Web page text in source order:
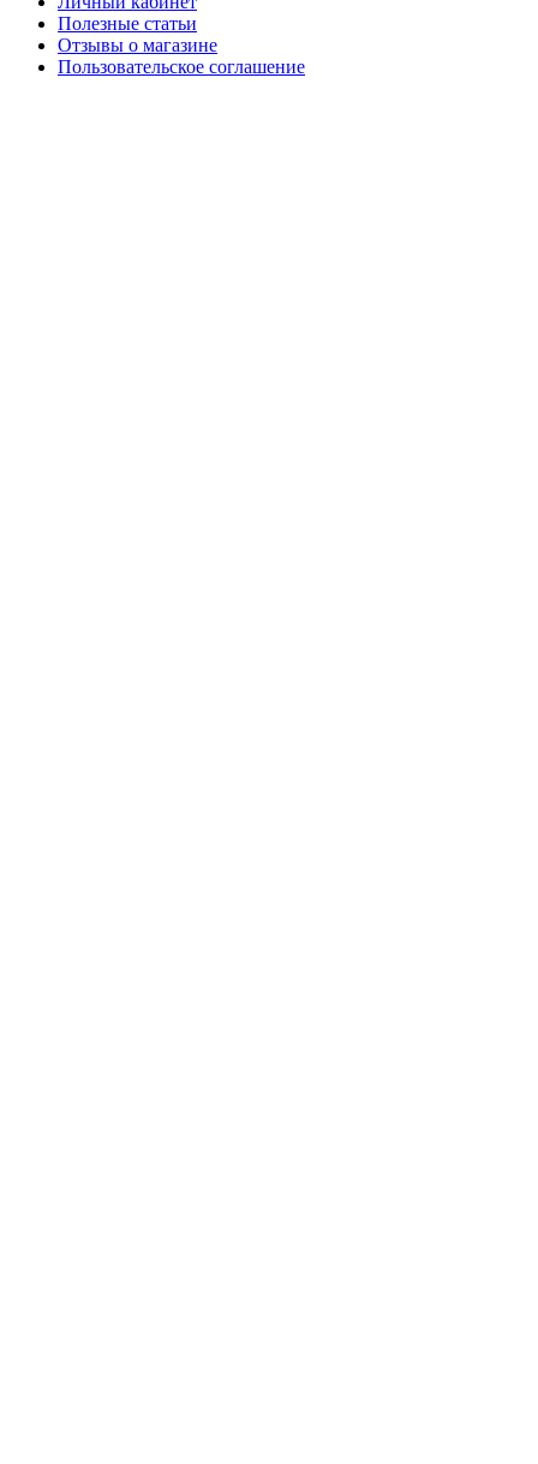
Полезные статьи
Отзывы о магазине
Пользовательское соглашение